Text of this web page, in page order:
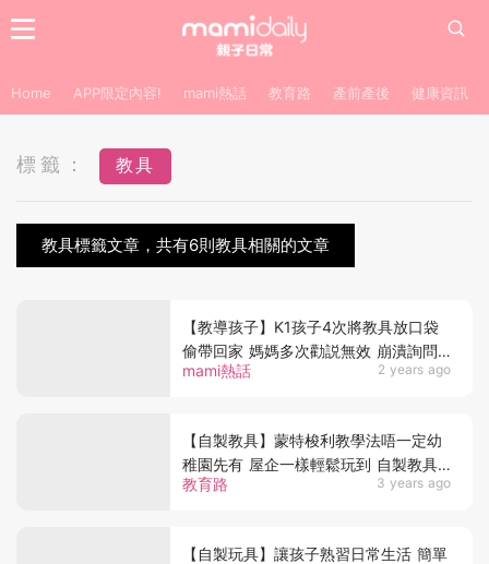
Home APP限定內容! mami熱話 教育路 產前產後 健康資訊
標籤： 教具
教具標籤文章，共有6則教具相關的文章
mami熱話 2 years ago
【教導孩子】K1孩子4次將教具放口袋
偷帶回家 媽媽多次勸説無效 崩潰詢問
怎麽教
教育路 3 years ago
【自製教具】蒙特梭利教學法唔一定幼
稚園先有 屋企一樣輕鬆玩到 自製教具
好簡單
【自製玩具】讓孩子熟習日常生活 簡單